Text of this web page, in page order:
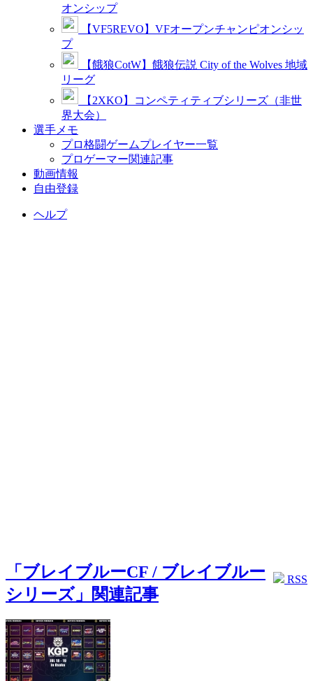
オンシップ
【VF5REVO】VFオープンチャンピオンシッ
プ
【餓狼CotW】餓狼伝説 City of the Wolves 地域
リーグ
【2XKO】コンペティティブシリーズ（非世
界大会）
選手メモ
プロ格闘ゲームプレイヤー一覧
プロゲーマー関連記事
動画情報
自由登録
ヘルプ
RSS
「ブレイブルーCF / ブレイブルー
シリーズ」関連記事